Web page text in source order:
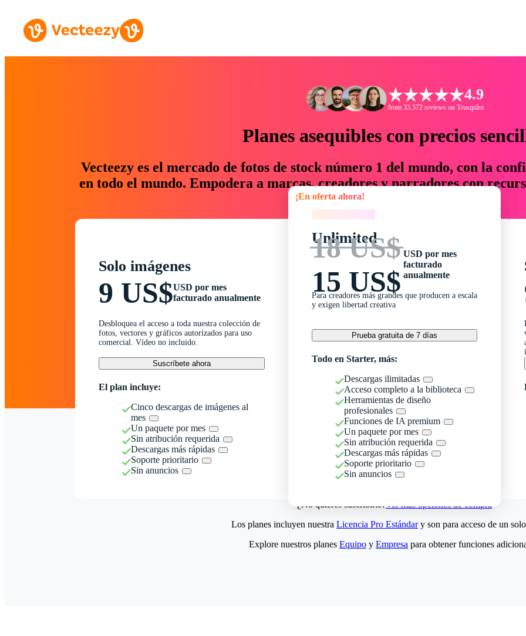
4.9
from 33.572 reviews on Trustpilot
Planes asequibles con precios
Vecteezy es el mercado de fotos de stock número 1 del mundo, con la
en todo el mundo. Empodera a marcas, creadores y narradores con
un 76 % en tiempo y presupuesto.
Solo imágenes
9 US$USD por mes
facturado anualmente
Desbloquea el acceso a toda nuestra colección de
fotos, vectores y gráficos autorizados para uso
comercial. Vídeo no incluido.
Suscríbete ahora
El plan incluye:
Cinco descargas de imágenes al
mes
Un paquete por mes
Sin atribución requerida
Descargas más rápidas
Soporte prioritario
Sin anuncios
¡En oferta ahora!
Unlimited
18 US$
15 US$
USD por mes
facturado
anualmente
Para creadores más grandes que producen a escala
y exigen libertad creativa
Prueba gratuita de 7 días
Todo en Starter, más:
Descargas ilimitadas
Acceso completo a la biblioteca
Herramientas de diseño
profesionales
Funciones de IA premium
Un paquete por mes
Sin atribución requerida
Descargas más rápidas
Soporte prioritario
Sin anuncios
¿No quieres suscribirte?Ver más opciones de compra
Los planes incluyen nuestra Licencia Pro Estándary son para acceso de un
Explore nuestros planes Equipo y Empresa para obtener funciones